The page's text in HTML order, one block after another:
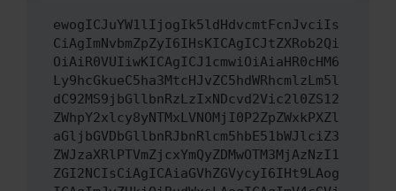
ewogICJuYW1lIjogIk5ldHdvcmtFcnJvciIs
CiAgImNvbmZpZyI6IHsKICAgICJtZXRob2Qi
OiAiR0VUIiwKICAgICJ1cmwiOiAiaHR0cHM6
Ly9hcGkueC5ha3MtcHJvZC5hdWRhcmlzLm5l
dC92MS9jbGllbnRzLzIxNDcvd2Vic2l0ZS12
ZWhpY2xlcy8yNTMxLVNOMjI0P2ZpZWxkPXZl
aGljbGVDbGllbnRJbnRlcm5hbE51bWJlciZ3
ZWJzaXRlPTVmZjcxYmQyZDMwOTM3MjAzNzI1
ZGI2NCIsCiAgICAiaGVhZGVycyI6IHt9LAog